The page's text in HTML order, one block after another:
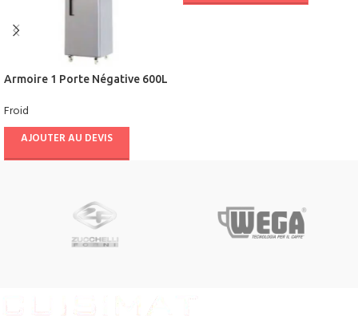
Armoire 1 Porte Négative 600L
Froid
AJOUTER AU DEVIS